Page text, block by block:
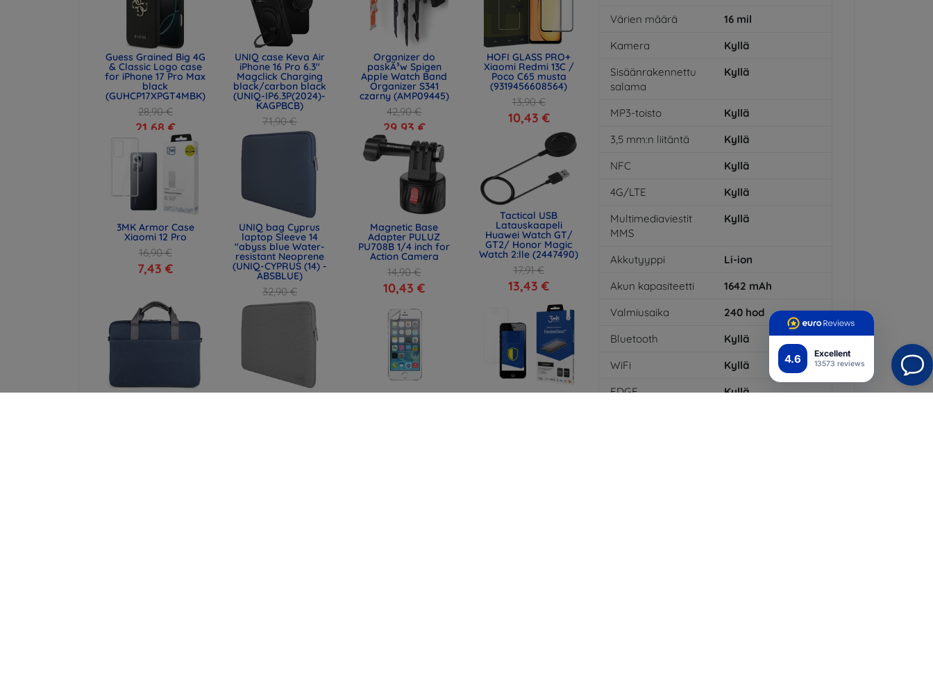
4.6 Excellent
13573 reviews
Guess Grained Big 4G
& Classic Logo case
for iPhone 17 Pro Max
black
(GUHCP17XPGT4MBK)
28,90 €
21,68 €
UNIQ case Keva Air
iPhone 16 Pro 6.3"
Magclick Charging
black/carbon black
(UNIQ-IP6.3P(2024)-
KAGPBCB)
71,90 €
53,93 €
3MK Armor Case
Xiaomi 12 Pro
16,90 €
7,43 €
UNIQ bag Cyprus
laptop Sleeve 14
"abyss blue Water-
resistant Neoprene
(UNIQ-CYPRUS (14) -
ABSBLUE)
32,90 €
24,68 €
Organizer do
paskÃ³w Spigen
Apple Watch Band
Organizer S341
czarny (AMP09445)
42,90 €
29,93 €
HOFI GLASS PRO+
Xiaomi Redmi 13C /
Poco C65 musta
(9319456608564)
13,90 €
10,43 €
Magnetic Base
Adapter PULUZ
PU708B 1/4 inch for
Action Camera
14,90 €
10,43 €
Tactical USB
Latauskaapeli
Huawei Watch GT/
GT2/ Honor Magic
Watch 2:lle (2447490)
17,91 €
13,43 €
Värien määrä 16 mil
Kamera
Kyllä
Sisäänrakennettu
salama
Kyllä
MP3-toisto
Kyllä
3,5 mm:n liitäntä
Kyllä
NFC
Kyllä
4G/LTE
Kyllä
Multimediaviestit
MMS
Kyllä
Akkutyyppi
Li-ion
Akun kapasiteetti
1642 mAh
Valmiusaika
240 hod
Bluetooth
Kyllä
WiFi
Kyllä
EDGE
Kyllä